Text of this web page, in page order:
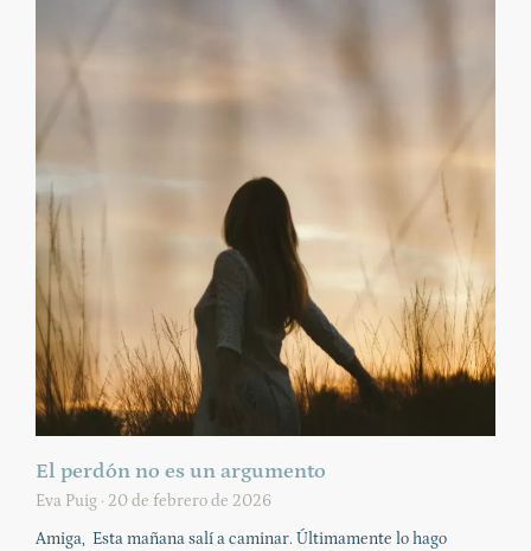
El perdón no es un argumento
Eva Puig
20 de febrero de 2026
Amiga, Esta mañana salí a caminar. Últimamente lo hago